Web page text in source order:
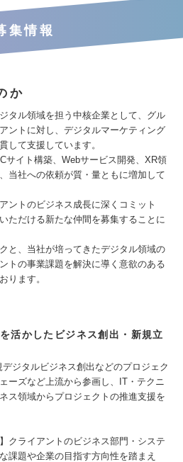
集情報
か
タル領域を担う中核企業として、グル
ントに対し、デジタルマーケティング
して支援しています。
サイト構築、Webサービス開発、XR領
当社への依頼が質・量ともに増加して
ントのビジネス成長に深くコミット
ただける新たな仲間を募集することに
と、当社が培ってきたデジタル領域の
トの事業課題を解決に導く意欲のある
ります。
活かしたビジネス創出・新規立
ジタルビジネス創出などのプロジェク
ーズなど上流から参画し、IT・テクニ
ス領域からプロジェクトの推進支援を
クライアントのビジネス部門・システ
課題や企業の目指す方向性を踏まえ